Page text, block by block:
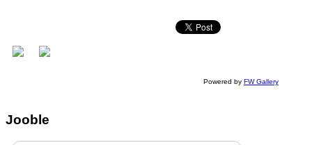
Powered by FW Gallery
Jooble